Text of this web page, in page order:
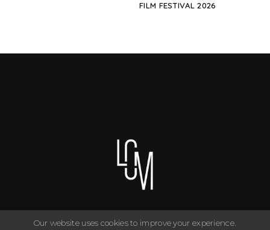
FILM FESTIVAL 2026
Our website uses cookies to improve your experience.